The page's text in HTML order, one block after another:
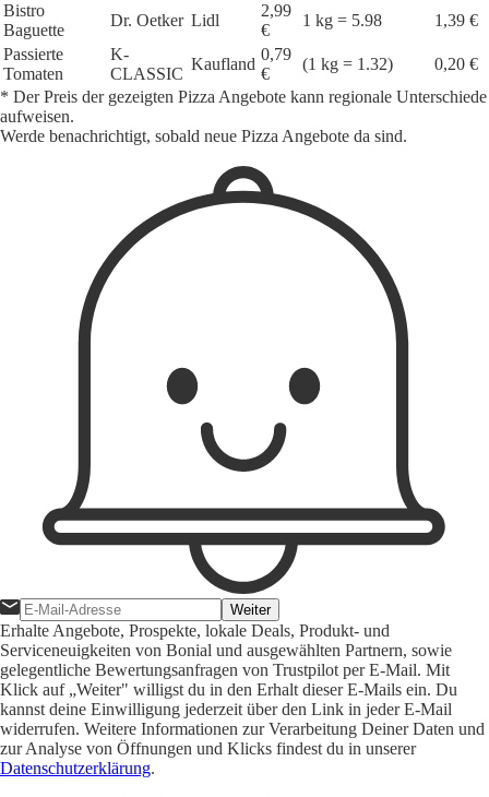
Bistro
Baguette
Dr. Oetker Lidl
2,99
€
1 kg = 5.98
1,39 €
Passierte
Tomaten
K-
CLASSIC
Kaufland
0,79
€
(1 kg = 1.32)
0,20 €
* Der Preis der gezeigten Pizza Angebote kann regionale Unterschiede
aufweisen.
Werde benachrichtigt, sobald neue Pizza Angebote da sind.
Weiter
Erhalte Angebote, Prospekte, lokale Deals, Produkt- und
Serviceneuigkeiten von Bonial und ausgewählten Partnern, sowie
gelegentliche Bewertungsanfragen von Trustpilot per E-Mail. Mit
Klick auf „Weiter" willigst du in den Erhalt dieser E-Mails ein. Du
kannst deine Einwilligung jederzeit über den Link in jeder E-Mail
widerrufen. Weitere Informationen zur Verarbeitung Deiner Daten und
zur Analyse von Öffnungen und Klicks findest du in unserer
Datenschutzerklärung.